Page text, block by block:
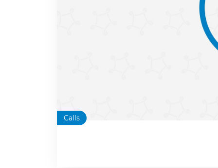
Calls